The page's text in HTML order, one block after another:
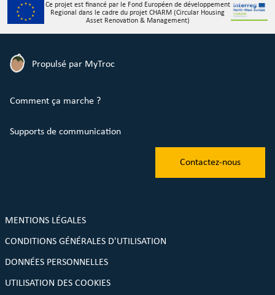
Ce projet est financé par le Fond Européen de développement
Regional dans le cadre du projet CHARM (Circular Housing
Asset Renovation & Management)
Propulsé par MyTroc
Comment ça marche ?
Supports de communication
Contactez-nous
MENTIONS LÉGALES
CONDITIONS GÉNÉRALES D'UTILISATION
DONNÉES PERSONNELLES
UTILISATION DES COOKIES